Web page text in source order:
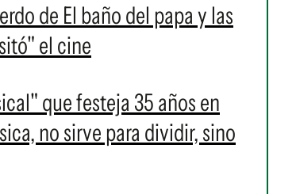
de El baño del papa y las
el cine
que festeja 35 años en
no sirve para dividir, sino